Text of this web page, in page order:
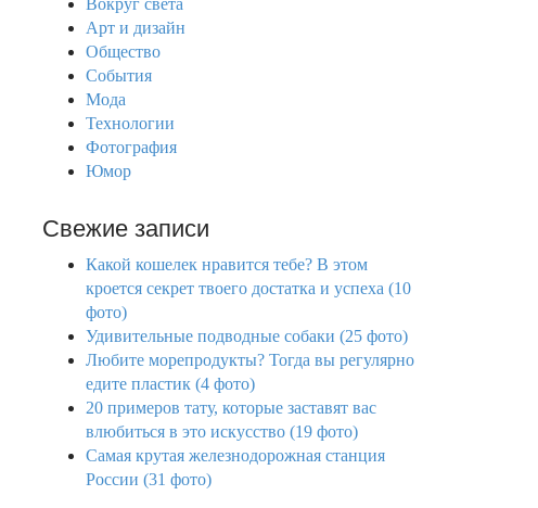
Вокруг света
Арт и дизайн
Общество
События
Мода
Технологии
Фотография
Юмор
Свежие записи
Какой кошелек нравится тебе? В этом
кроется секрет твоего достатка и успеха (10
фото)
Удивительные подводные собаки (25 фото)
Любите морепродукты? Тогда вы регулярно
едите пластик (4 фото)
20 примеров тату, которые заставят вас
влюбиться в это искусство (19 фото)
Самая крутая железнодорожная станция
России (31 фото)